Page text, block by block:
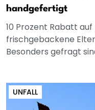
handgefertigt
10 Prozent Rabatt
frischgebackene
Besonders gefragt
UNFALL